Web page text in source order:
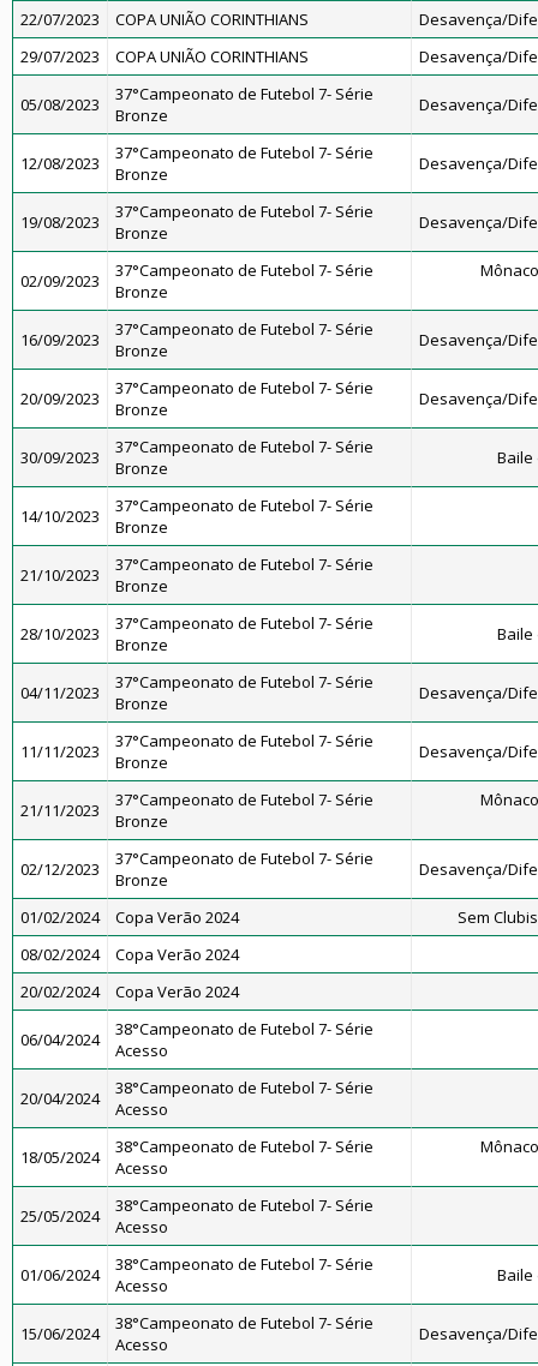
22/07/2023
COPA UNIÃO CORINTHIANS
Desavença/
29/07/2023
COPA UNIÃO CORINTHIANS Desavença/
05/08/2023
37°Campeonato de Futebol 7- Série
Bronze
Desavença/
12/08/2023
37°Campeonato de Futebol 7- Série
Bronze
Desavença/
19/08/2023
37°Campeonato de Futebol 7- Série
Bronze
Desavença/
02/09/2023
37°Campeonato de Futebol 7- Série
Bronze
16/09/2023
37°Campeonato de Futebol 7- Série
Bronze
Desavença/
20/09/2023
37°Campeonato de Futebol 7- Série
Bronze
Desavença/
30/09/2023
37°Campeonato de Futebol 7- Série
Bronze
Baile
14/10/2023
37°Campeonato de Futebol 7- Série
Bronze
21/10/2023
37°Campeonato de Futebol 7- Série
Bronze
28/10/2023
37°Campeonato de Futebol 7- Série
Bronze
Baile
04/11/2023
37°Campeonato de Futebol 7- Série
Bronze
Desavença/
11/11/2023
37°Campeonato de Futebol 7- Série
Bronze
Desavença/
21/11/2023
37°Campeonato de Futebol 7- Série
Bronze
02/12/2023
37°Campeonato de Futebol 7- Série
Bronze
Desavença/
01/02/2024 Copa Verão 2024
Sem
08/02/2024
Copa Verão 2024
20/02/2024
Copa Verão 2024
06/04/2024
38°Campeonato de Futebol 7- Série
Acesso
20/04/2024
38°Campeonato de Futebol 7- Série
Acesso
18/05/2024
38°Campeonato de Futebol 7- Série
Acesso
25/05/2024
38°Campeonato de Futebol 7- Série
Acesso
01/06/2024
38°Campeonato de Futebol 7- Série
Acesso
Baile
15/06/2024
38°Campeonato de Futebol 7- Série
Acesso
Desavença/